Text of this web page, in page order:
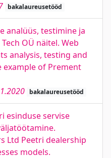
bakalaureusetööd
analüüs, testimine ja
OÜ näitel. Web
analysis, testing and
of Prement
bakalaureusetööd
esinduse servise
Ltd Peetri dealership
models.